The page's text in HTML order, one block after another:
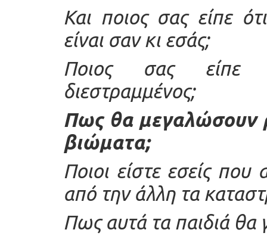
Και ποιος σας είπε
είναι σαν κι εσάς;
Ποιος σας είπε
διεστραμμένος;
Πως θα μεγαλώσουν
βιώματα;
Ποιοι είστε εσείς που
από την άλλη τα
Πως αυτά τα παιδιά θα